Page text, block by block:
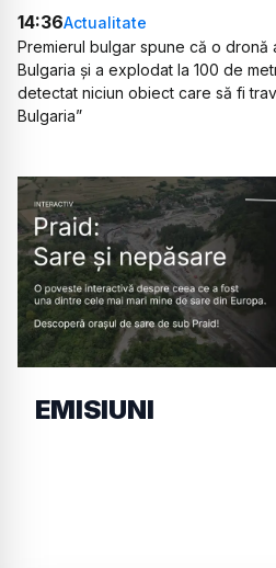
14:36Actualitate
Premierul bulgar spune că o dronă
Bulgaria și a explodat la 100 de
detectat niciun obiect care să fi
Bulgaria”
EMISIUNI